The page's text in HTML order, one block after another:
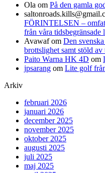
Ola om På den gamla
FÖRINTELSEN –
från våra tidsbegränsade
Avawafom Den
brottslighet samt stöld
Paito Warna HK 4D om
jpsarang om Lite golf
Arkiv
februari 2026
januari 2026
december 2025
november 2025
oktober 2025
augusti 2025
juli 2025
maj 2025